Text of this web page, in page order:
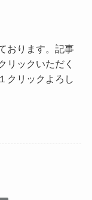
おります。記事
リックいただく
クリックよろし